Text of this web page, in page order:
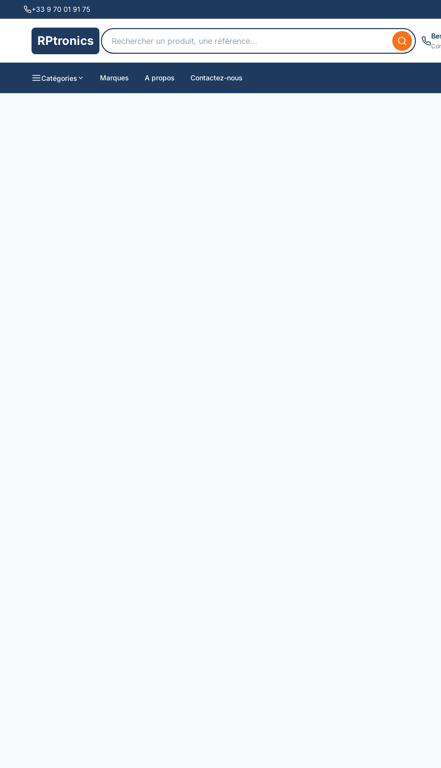
+33 9 70 01 91 75
RPtronics
Catégories Marques A propos Contactez-nous